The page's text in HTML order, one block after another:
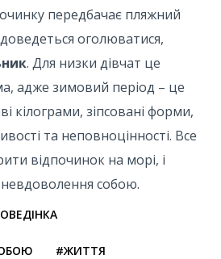
передбачає пляжний
оголюватися,
. Для низки дівчат це
адже зимовий період – це
кілограми, зіпсовані форми,
та неповноцінності. Все
відпочинок на морі, і
собою.
#ЖИТТЯ